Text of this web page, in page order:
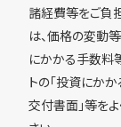
諸経費等をご負
は、価格の変動
にかかる手数料
トの「投資にか
交付書面」等を